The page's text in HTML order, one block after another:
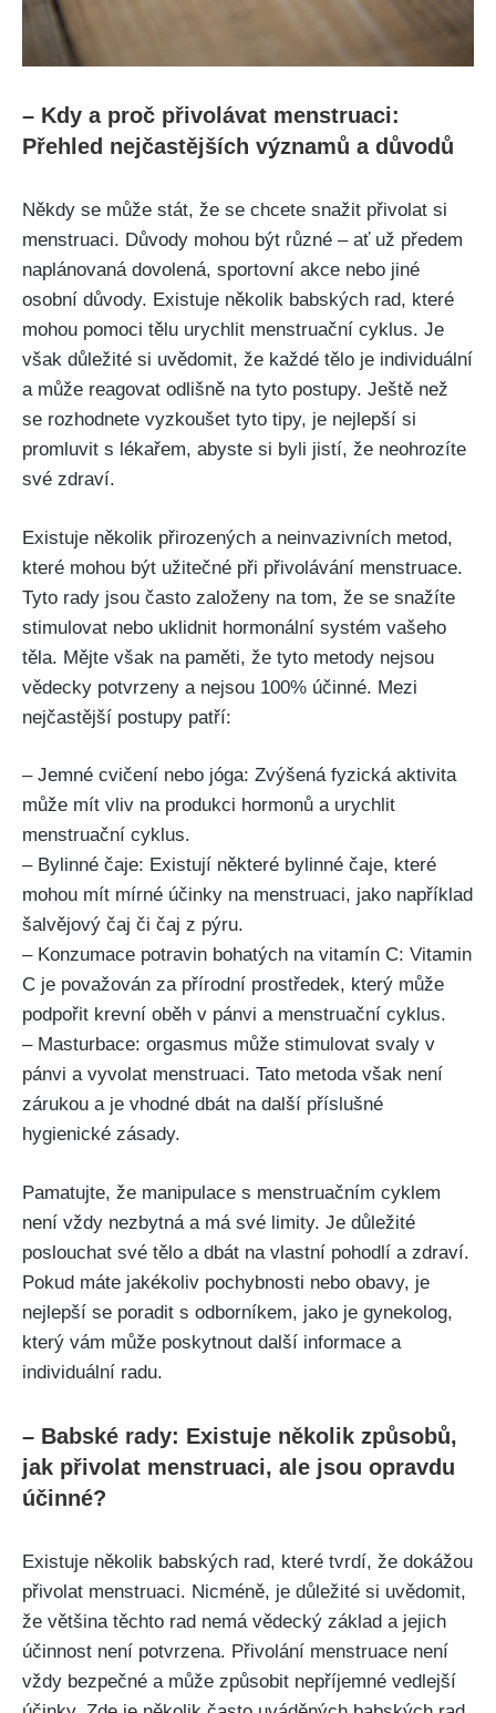
– Kdy a proč přivolávat menstruaci:⁢
Přehled nejčastějších významů a důvodů
Někdy se může​ stát, že se chcete snažit přivolat si
⁣menstruaci. Důvody mohou být různé – ať už ⁣předem
naplánovaná dovolená, sportovní akce ‌nebo jiné
osobní důvody. Existuje několik ⁢babských rad, které
mohou pomoci tělu urychlit⁤ menstruační cyklus. Je
však důležité si uvědomit, že každé tělo ‌je individuální
‍a může reagovat⁤ odlišně ​na tyto postupy. Ještě než
se rozhodnete ‌vyzkoušet tyto tipy, je nejlepší si
promluvit s lékařem, abyste si byli jistí, ​že neohrozíte
své zdraví.
Existuje několik⁣ přirozených a ‌neinvazivních metod,
které mohou být užitečné při ⁤přivolávání menstruace.
Tyto rady jsou často založeny na tom, že se snažíte
stimulovat nebo uklidnit hormonální systém vašeho
těla. Mějte však‍ na‌ paměti, že tyto metody nejsou
vědecky potvrzeny a nejsou 100% účinné. Mezi
nejčastější postupy patří:
– Jemné ‍cvičení‌ nebo jóga: Zvýšená fyzická aktivita
může‌ mít vliv na produkci hormonů a urychlit
menstruační cyklus.
– Bylinné čaje: Existují některé bylinné čaje, které
mohou mít⁣ mírné účinky na menstruaci, jako například
šalvějový čaj či čaj z pýru.
– Konzumace potravin ⁤bohatých na vitamín C: Vitamin
C je považován za přírodní prostředek, který může
podpořit krevní oběh v pánvi a menstruační cyklus.
– Masturbace: orgasmus může stimulovat svaly v
⁢pánvi a vyvolat menstruaci. Tato metoda však není
zárukou​ a je vhodné dbát na další příslušné
hygienické​ zásady.
Pamatujte,⁤ že manipulace s menstruačním‍ cyklem
není vždy nezbytná a má své limity. Je ⁤důležité
poslouchat své tělo a ‌dbát na vlastní pohodlí a zdraví.
‍Pokud máte ⁢jakékoliv ‍pochybnosti nebo obavy, je
nejlepší se poradit s odborníkem, jako je gynekolog,
který vám může poskytnout další informace a
individuální radu.
– Babské‍ rady: Existuje několik způsobů,
⁢jak přivolat menstruaci, ale jsou opravdu
účinné?
Existuje několik babských rad, ⁢které tvrdí, že dokážou
přivolat menstruaci. Nicméně, je důležité si uvědomit,
že většina těchto rad nemá​ vědecký základ a jejich
účinnost ‌není potvrzena. Přivolání⁢ menstruace‍ není
vždy bezpečné a‍ může způsobit nepříjemné vedlejší